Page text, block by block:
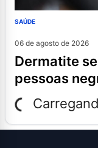
SAÚDE
06 de agosto de 2026
dermatite seborreica é comum entre
pessoas